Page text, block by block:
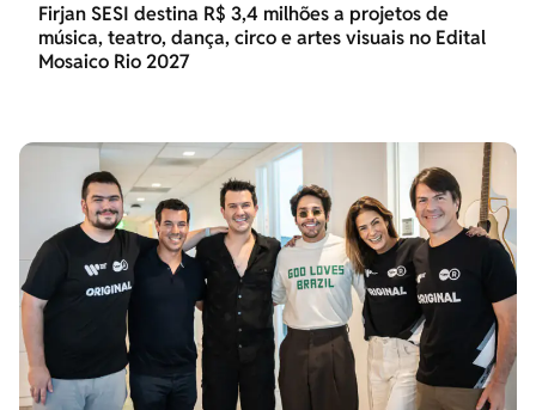
Firjan SESI destina R$ 3,4 milhões a projetos de
música, teatro, dança, circo e artes visuais no Edital
Mosaico Rio 2027